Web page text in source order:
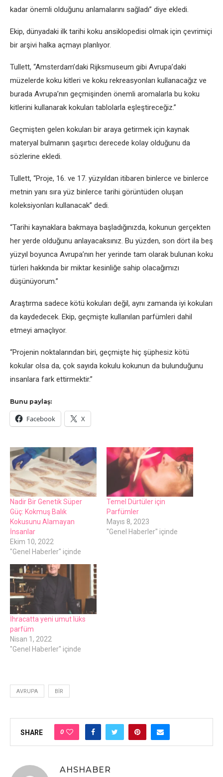
kadar önemli olduğunu anlamalarını sağladı” diye ekledi.
Ekip, dünyadaki ilk tarihi koku ansiklopedisi olmak için çevrimiçi
bir arşivi halka açmayı planlıyor.
Tullett, “Amsterdam’daki Rijksmuseum gibi Avrupa’daki
müzelerde koku kitleri ve koku rekreasyonları kullanacağız ve
burada Avrupa’nın geçmişinden önemli aromalarla bu koku
kitlerini kullanarak kokuları tablolarla eşleştireceğiz.”
Geçmişten gelen kokuları bir araya getirmek için kaynak
materyal bulmanın şaşırtıcı derecede kolay olduğunu da
sözlerine ekledi.
Tullett, “Proje, 16. ve 17. yüzyıldan itibaren binlerce ve binlerce
metnin yanı sıra yüz binlerce tarihi görüntüden oluşan
koleksiyonları kullanacak” dedi.
“Tarihi kaynaklara bakmaya başladığınızda, kokunun gerçekten
her yerde olduğunu anlayacaksınız. Bu yüzden, son dört ila beş
yüzyıl boyunca Avrupa’nın her yerinde tam olarak bulunan koku
türleri hakkında bir miktar kesinliğe sahip olacağımızı
düşünüyorum.”
Araştırma sadece kötü kokuları değil, aynı zamanda iyi kokuları
da kaydedecek. Ekip, geçmişte kullanılan parfümleri dahil
etmeyi amaçlıyor.
“Projenin noktalarından biri, geçmişte hiç şüphesiz kötü
kokular olsa da, çok sayıda kokulu kokunun da bulunduğunu
insanlara fark ettirmektir.”
Bunu paylaş:
Facebook X
Nadir Bir Genetik Süper
Güç: Kokmuş Balık
Kokusunu Alamayan
İnsanlar
Ekim 10, 2022
"Genel Haberler" içinde
Temel Dürtüler için
Parfümler
Mayıs 8, 2023
"Genel Haberler" içinde
İhracatta yeni umut lüks
parfüm
Nisan 1, 2022
"Genel Haberler" içinde
AVRUPA BIR
SHARE 0
AHSHABER